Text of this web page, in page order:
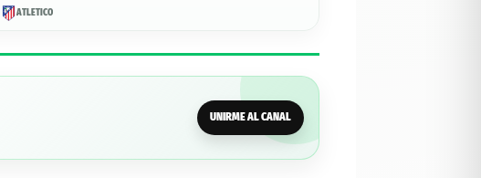
ATLÉTICO
UNIRME AL CANAL